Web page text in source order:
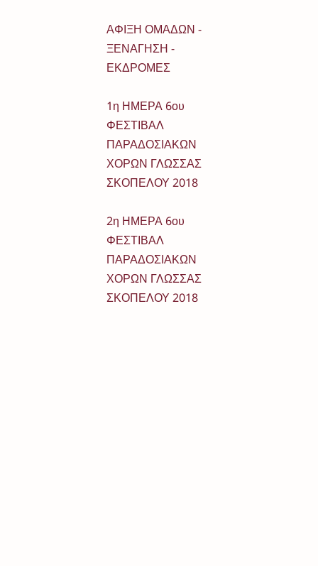
ΑΦΙΞΗ ΟΜΑΔΩΝ -
ΞΕΝΑΓΗΣΗ -
ΕΚΔΡΟΜΕΣ
1η ΗΜΕΡΑ 6ου
ΦΕΣΤΙΒΑΛ
ΠΑΡΑΔΟΣΙΑΚΩΝ
ΧΟΡΩΝ ΓΛΩΣΣΑΣ
ΣΚΟΠΕΛΟΥ 2018
2η ΗΜΕΡΑ 6ου
ΦΕΣΤΙΒΑΛ
ΠΑΡΑΔΟΣΙΑΚΩΝ
ΧΟΡΩΝ ΓΛΩΣΣΑΣ
ΣΚΟΠΕΛΟΥ 2018